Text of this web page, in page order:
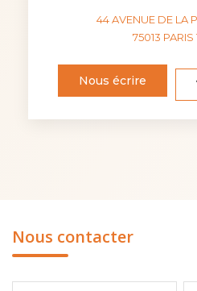
44 AVENUE DE LA
75013 PARIS
Nous écrire
Nous contacter